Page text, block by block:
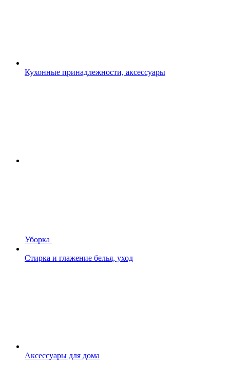
Кухонные принадлежности, аксессуары
Уборка
Стирка и глажение белья, уход
Аксессуары для дома